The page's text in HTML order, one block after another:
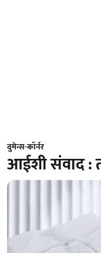
वुमेन्स-कॉर्नर
आईशी संवाद :